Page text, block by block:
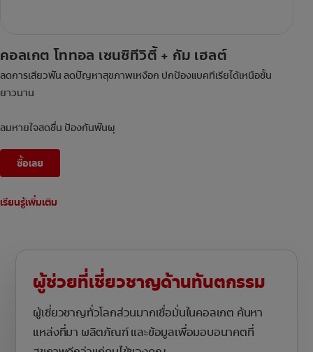
คอลเกต โททอล เซนซิทีวิตี้ + กัม เฮลต์
ลดการเสียวฟัน ลดปัญหาสุขภาพเหงือก ปกป้องแบคทีเรียได้เหนือชั้น
ยาวนาน
ลมหายใจสดชื่น ป้องกันฟันผุ
ซื้อเลย
เรียนรู้เพิ่มเติม
ผู้ช่วยที่เชี่ยวชาญด้านทันตกรรม
ผู้เชี่ยวชาญทั่วโลกส่วนมากเชื่อมั่นในคอลเกต ค้นหา
แหล่งที่มา ผลิตภัณฑ์ และข้อมูลเพื่อมอบอนาคตที่